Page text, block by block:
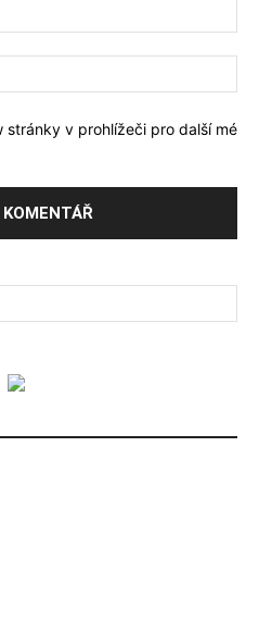
stránky v prohlížeči pro další mé